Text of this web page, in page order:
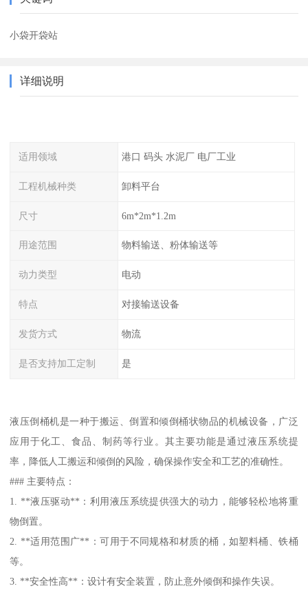
小袋开袋站
详细说明
适用领域 港口 码头 水泥厂 电厂工业
工程机械种类 卸料平台
尺寸 6m*2m*1.2m
用途范围 物料输送、粉体输送等
动力类型 电动
特点 对接输送设备
发货方式 物流
是否支持加工定制 是
液压倒桶机是一种于搬运、倒置和倾倒桶状物品的机械设备，广泛
应用于化工、食品、制药等行业。其主要功能是通过液压系统提
率，降低人工搬运和倾倒的风险，确保操作安全和工艺的准确性。
### 主要特点：
1. **液压驱动**：利用液压系统提供强大的动力，能够轻松地将重
物倒置。
2. **适用范围广**：可用于不同规格和材质的桶，如塑料桶、铁桶
等。
3. **安全性高**：设计有安全装置，防止意外倾倒和操作失误。